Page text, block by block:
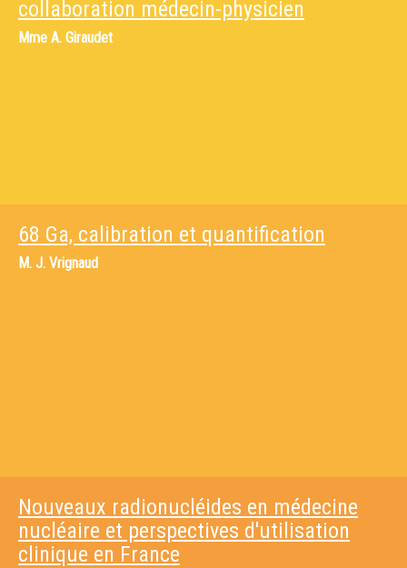
collaboration médecin-physicien
Mme A. Giraudet
68 Ga, calibration et quantification
M. J. Vrignaud
Nouveaux radionucléides en médecine
nucléaire et perspectives d'utilisation
clinique en France